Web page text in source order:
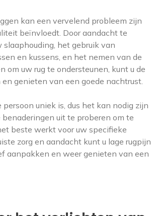
kan een vervelend probleem zijn
beïnvloedt. Door aandacht te
slaaphouding, het gebruik van
en kussens, en het nemen van de
om uw rug te ondersteunen, kunt u de
genieten van een goede nachtrust.
uniek is, dus het kan nodig zijn
uit te proberen om te
beste werkt voor uw specifieke
zorg en aandacht kunt u lage rugpijn
aanpakken en weer genieten van een